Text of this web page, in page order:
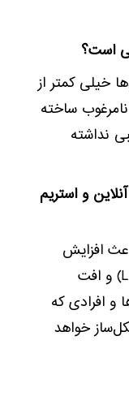
خیلی کمتر از
نامرغوب ساخته
نداشته
و استریم
افزایش
پینگ، تأخیر در پاسخ‌دهی (Latency) و افت
و افرادی که
خواهد